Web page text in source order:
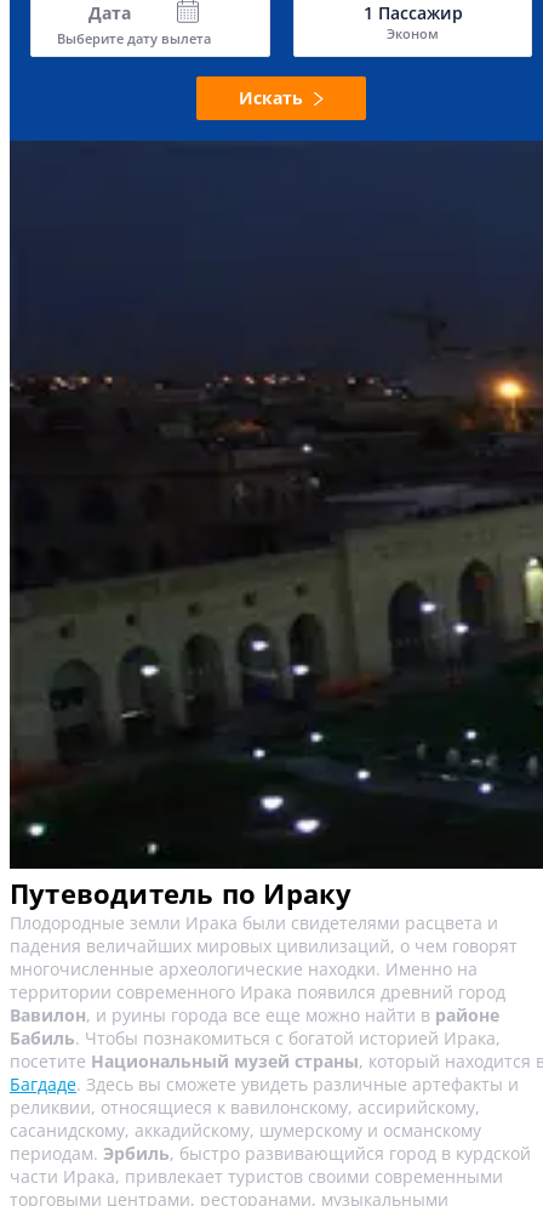
Дата
Выберите дату вылета
1 Пассажир
Эконом
Искать
Путеводитель по Ираку
Плодородные земли Ирака были свидетелями расцвета и
падения величайших мировых цивилизаций, о чем говорят
многочисленные археологические находки. Именно на
территории современного Ирака появился древний город
Вавилон, и руины города все еще можно найти в районе
Бабиль. Чтобы познакомиться с богатой историей Ирака,
посетите Национальный музей страны, который находится
Багдаде. Здесь вы сможете увидеть различные артефакты и
реликвии, относящиеся к вавилонскому, ассирийскому,
сасанидскому, аккадийскому, шумерскому и османскому
периодам. Эрбиль, быстро развивающийся город в курдской
части Ирака, привлекает туристов своими современными
торговыми центрами, ресторанами, музыкальными